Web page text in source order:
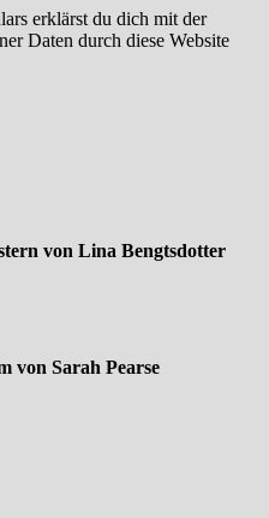
erklärst du dich mit der
Daten durch diese Website
von Lina Bengtsdotter
von Sarah Pearse